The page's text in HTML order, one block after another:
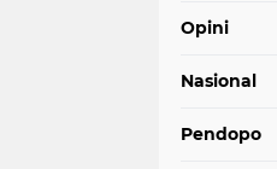
Opini
Nasional
Pendopo